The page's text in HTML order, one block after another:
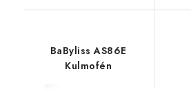
BaByliss AS86E
Kulmofén